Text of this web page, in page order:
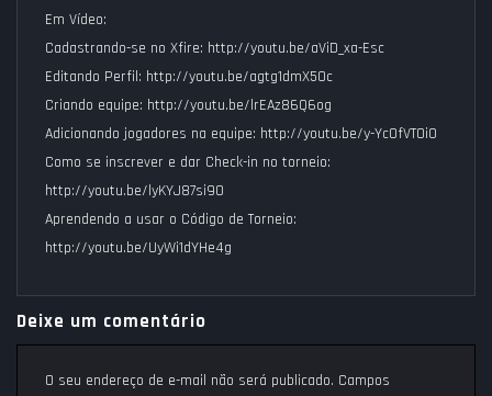
Em Vídeo:
Cadastrando-se no Xfire: http://youtu.be/aViD_xa-Esc
Editando Perfil: http://youtu.be/agtg1dmX5Oc
Criando equipe: http://youtu.be/lrEAz86Q6og
Adicionando jogadores na equipe: http://youtu.be/y-Yc0fVTOi0
Como se inscrever e dar Check-in no torneio:
http://youtu.be/lyKYJ87si90
Aprendendo a usar o Código de Torneio:
http://youtu.be/UyWi1dYHe4g
Deixe um comentário
O seu endereço de e-mail não será publicado. Campos